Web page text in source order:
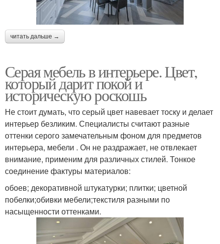
читать дальше →
Серая мебель в интерьере. Цвет,
который дарит покой и
историческую роскошь
Не стоит думать, что серый цвет навевает тоску и делает
интерьер безликим. Специалисты считают разные
оттенки серого замечательным фоном для предметов
интерьера, мебели . Он не раздражает, не отвлекает
внимание, применим для различных стилей. Тонкое
соединение фактуры материалов:
обоев; декоративной штукатурки; плитки; цветной
побелки;обивки мебели;текстиля разными по
насыщенности оттенками.